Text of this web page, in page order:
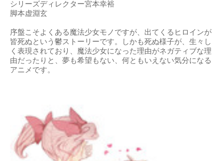
シリーズディレクター宮本幸裕
脚本虚淵玄
序盤こそよくある魔法少女モノですが、出てくるヒロインが
皆死ぬという鬱ストーリーです。しかも死ぬ様子が、生々し
く表現されており、魔法少女になった理由がネガティブな理
由だったりと、夢も希望もない、何ともいえない気分になる
アニメです。